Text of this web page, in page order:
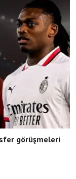
görüşmeleri